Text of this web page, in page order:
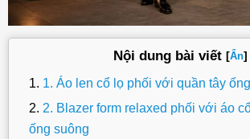
Nội dung bài viết [Ẩn]
1. Áo len cổ lọ phối với quần tây
2. Blazer form relaxed phối với áo
ống suông